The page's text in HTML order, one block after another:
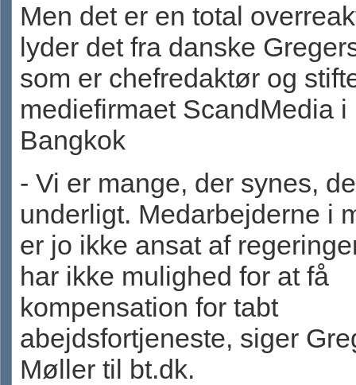
Men det er en total
lyder det fra danske
som er chefredaktør og
mediefirmaet ScandMedia i
Bangkok
- Vi er mange, der synes,
underligt. Medarbejderne i
er jo ikke ansat af
har ikke mulighed for at få
kompensation for tabt
abejdsfortjeneste, siger
Møller til bt.dk.